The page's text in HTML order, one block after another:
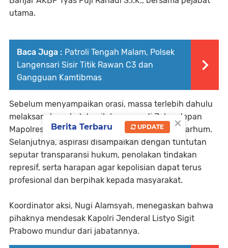
utama.
Baca Juga : Patroli Tengah Malam, Polsek
Langensari Sisir Titik Rawan C3 dan
Gangguan Kamtibmas
Sebelum menyampaikan orasi, massa terlebih dahulu
melaksanakan shalat gaib bersama di Jalan depan
Mapolres Banjar sebagai wujud doa untuk almarhum.
Selanjutnya, aspirasi disampaikan dengan tuntutan
seputar transparansi hukum, penolakan tindakan
represif, serta harapan agar kepolisian dapat terus
profesional dan berpihak kepada masyarakat.
Koordinator aksi, Nugi Alamsyah, menegaskan bahwa
pihaknya mendesak Kapolri Jenderal Listyo Sigit
Prabowo mundur dari jabatannya.
×
Berita Terbaru UPDATE